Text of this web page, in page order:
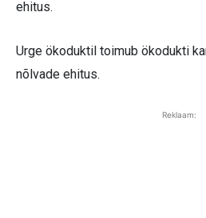
ehitus.
Urge ökoduktil toimub ökodukti
nõlvade ehitus.
Reklaam: